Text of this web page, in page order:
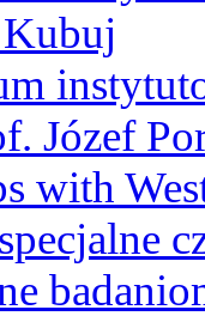
Józef
with